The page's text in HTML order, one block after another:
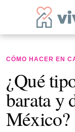
CÓMO HACER EN
¿Qué
barata y
México?